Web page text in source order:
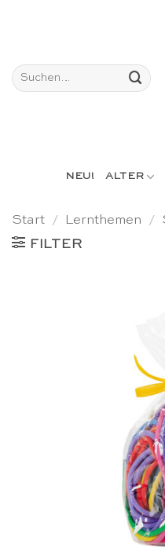
Suchen
nach:
NEU! ALTER
Start / Lernthemen /
FILTER